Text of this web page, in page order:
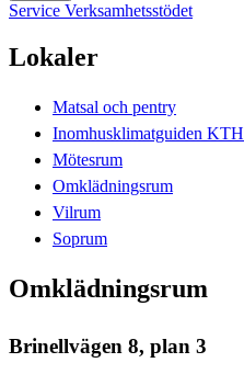
Service Verksamhetsstödet
Lokaler
Matsal och pentry
Inomhusklimatguiden KTH
Mötesrum
Omklädningsrum
Vilrum
Soprum
Omklädningsrum
Brinellvägen 8, plan 3